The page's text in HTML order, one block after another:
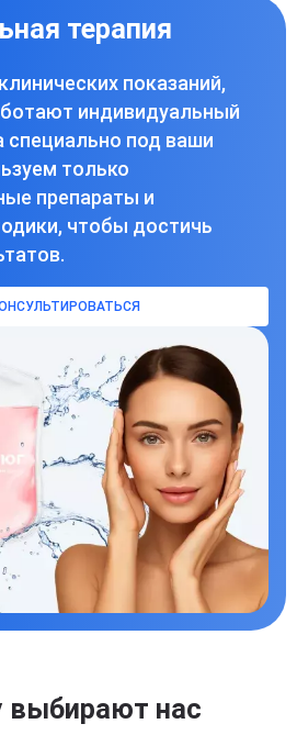
терапия
показаний,
индивидуальный
специально под ваши
только
препараты и
чтобы достичь
выбирают нас